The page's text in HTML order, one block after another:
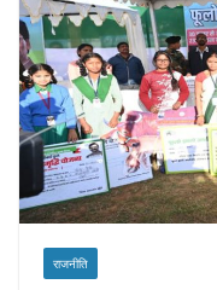
राजनीति